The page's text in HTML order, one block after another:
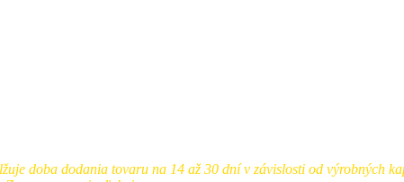
doba dodania tovaru na 14 až 30 dní v závislosti od výrobných